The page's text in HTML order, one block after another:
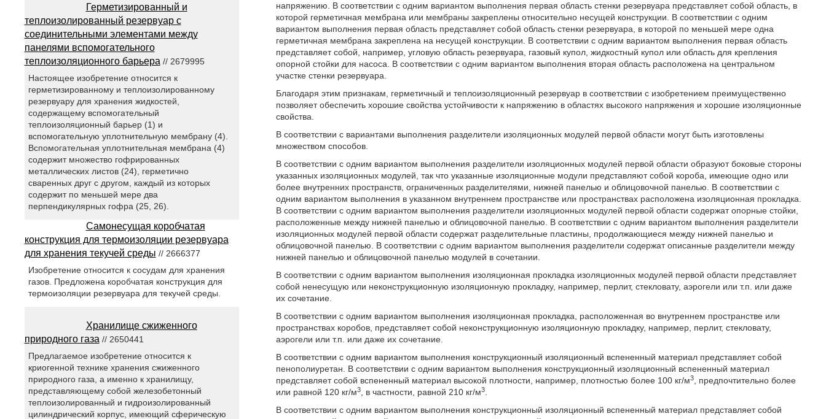
напряжению. В соответствии с одним вариантом выполнения первая область стенки резервуара представляет собой область, в
которой герметичная мембрана или мембраны закреплены относительно несущей конструкции. В соответствии с одним
вариантом выполнения первая область представляет собой область стенки резервуара, в которой по меньшей мере одна
герметичная мембрана закреплена на несущей конструкции. В соответствии с одним вариантом выполнения первая область
представляет собой, например, угловую область резервуара, газовый купол, жидкостный купол или область для крепления
опорной стойки для насоса. В соответствии с одним вариантом выполнения вторая область расположена на центральном
участке стенки резервуара.
Благодаря этим признакам, герметичный и теплоизоляционный резервуар в соответствии с изобретением преимущественно
позволяет обеспечить хорошие свойства устойчивости к напряжению в областях высокого напряжения и хорошие изоляционные
свойства.
В соответствии с вариантами выполнения разделители изоляционных модулей первой области могут быть изготовлены
множеством способов.
В соответствии с одним вариантом выполнения разделители изоляционных модулей первой области образуют боковые стороны
указанных изоляционных модулей, так что указанные изоляционные модули представляют собой короба, имеющие одно или
более внутренних пространств, ограниченных разделителями, нижней панелью и облицовочной панелью. В соответствии с
одним вариантом выполнения в указанном внутреннем пространстве или пространствах расположена изоляционная прокладка.
В соответствии с одним вариантом выполнения разделители изоляционных модулей первой области содержат опорные стойки,
расположенные между нижней панелью и облицовочной панелью. В соответствии с одним вариантом выполнения разделители
изоляционных модулей первой области содержат разделительные пластины, продолжающиеся между нижней панелью и
облицовочной панелью. В соответствии с одним вариантом выполнения разделители содержат описанные разделители между
нижней панелью и облицовочной панелью модулей в сочетании.
В соответствии с одним вариантом выполнения изоляционная прокладка изоляционных модулей первой области представляет
собой ненесущую или неконструкционную изоляционную прокладку, например, перлит, стекловату, аэрогели или т.п. или даже
их сочетание.
В соответствии с одним вариантом выполнения изоляционная прокладка, расположенная во внутреннем пространстве или
пространствах коробов, представляет собой неконструкционную изоляционную прокладку, например, перлит, стекловату,
аэрогели или т.п. или даже их сочетание.
В соответствии с одним вариантом выполнения конструкционный изоляционный вспененный материал представляет собой
пенополиуретан. В соответствии с одним вариантом выполнения конструкционный изоляционный вспененный материал
представляет собой вспененный материал высокой плотности, например, плотностью более 100 кг/м3
, предпочтительно более
или равной 120 кг/м3 , в частности, равной 210 кг/м3
В соответствии с одним вариантом выполнения конструкционный изоляционный вспененный материал представляет собой
Герметизированный и
теплоизолированный резервуар с
соединительными элементами между
панелями вспомогательного
теплоизоляционного барьера // 2679995
Настоящее изобретение относится к
герметизированному и теплоизолированному
резервуару для хранения жидкостей,
содержащему вспомогательный
теплоизоляционный барьер (1) и
вспомогательную уплотнительную мембрану (4).
Вспомогательная уплотнительная мембрана (4)
содержит множество гофрированных
металлических листов (24), герметично
сваренных друг с другом, каждый из которых
содержит по меньшей мере два
перпендикулярных гофра (25, 26).
Самонесущая коробчатая
конструкция для термоизоляции резервуара
для хранения текучей среды // 2666377
Изобретение относится к сосудам для хранения
газов. Предложена коробчатая конструкция для
термоизоляции резервуара для текучей среды.
Хранилище сжиженного
природного газа // 2650441
Предлагаемое изобретение относится к
криогенной технике хранения сжиженного
природного газа, а именно к хранилищу,
представляющему собой железобетонный
теплоизолированный и гидроизолированный
цилиндрический корпус, имеющий сферическую